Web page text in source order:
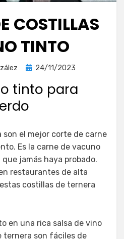
COSTILLAS
TINTO
Publicada
24/11/2023
tinto para
son el mejor corte de carne
Es la carne de vacuno
jamás haya probado.
restaurantes de alta
costillas de ternera
en una rica salsa de vino
ternera son fáciles de